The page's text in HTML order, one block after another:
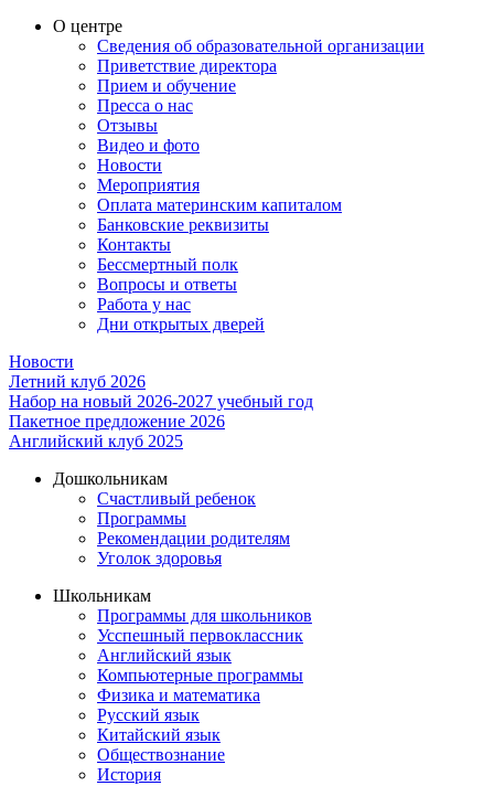
О центре
Сведения об образовательной организации
Приветствие директора
Прием и обучение
Пресса о нас
Отзывы
Видео и фото
Новости
Мероприятия
Оплата материнским капиталом
Банковские реквизиты
Контакты
Бессмертный полк
Вопросы и ответы
Работа у нас
Дни открытых дверей
Новости
Летний клуб 2026
Набор на новый 2026-2027 учебный год
Пакетное предложение 2026
Английский клуб 2025
Дошкольникам
Счастливый ребенок
Программы
Рекомендации родителям
Уголок здоровья
Школьникам
Программы для школьников
Усспешный первоклассник
Английский язык
Компьютерные программы
Физика и математика
Русский язык
Китайский язык
Обществознание
История